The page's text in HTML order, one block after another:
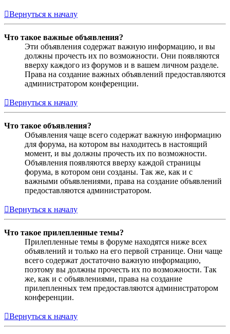
Вернуться к началу
Что такое важные объявления?
Эти объявления содержат важную информацию, и вы
должны прочесть их по возможности. Они появляются
вверху каждого из форумов и в вашем личном разделе.
Права на создание важных объявлений предоставляются
администратором конференции.
Вернуться к началу
Что такое объявления?
Объявления чаще всего содержат важную информацию
для форума, на котором вы находитесь в настоящий
момент, и вы должны прочесть их по возможности.
Объявления появляются вверху каждой страницы
форума, в котором они созданы. Так же, как и с
важными объявлениями, права на создание объявлений
предоставляются администратором.
Вернуться к началу
Что такое прилепленные темы?
Прилепленные темы в форуме находятся ниже всех
объявлений и только на его первой странице. Они чаще
всего содержат достаточно важную информацию,
поэтому вы должны прочесть их по возможности. Так
же, как и с объявлениями, права на создание
прилепленных тем предоставляются администратором
конференции.
Вернуться к началу